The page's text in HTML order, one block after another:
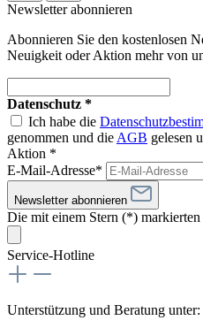
Newsletter abonnieren
Abonnieren Sie den kostenlosen
Neuigkeit oder Aktion mehr von
Datenschutz *
Ich habe die
genommen und die AGB gelesen
Aktion *
E-Mail-Adresse*
Newsletter abonnieren
Die mit einem Stern (*)
Service-Hotline
Unterstützung und Beratung unter: